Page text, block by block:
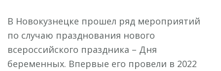
В Новокузнецке прошел ряд мероприятий
по случаю празднования нового
всероссийского праздника – Дня
беременных. Впервые его провели в 2022